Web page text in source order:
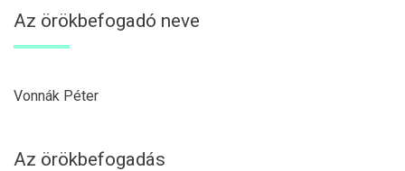
Az örökbefogadó neve
Vonnák Péter
Az örökbefogadás